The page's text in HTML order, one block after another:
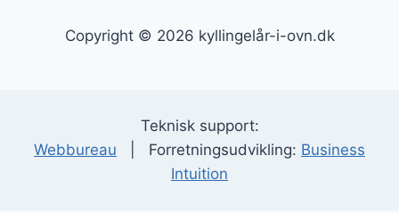
Copyright © 2026 kyllingelår-i-ovn.dk
Teknisk support:
Webbureau | Forretningsudvikling: Business
Intuition